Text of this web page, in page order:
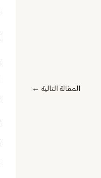
المقالة التالية ←